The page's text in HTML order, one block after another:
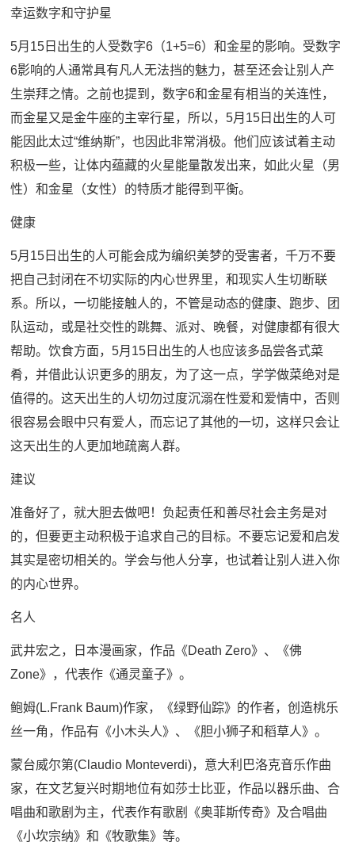
幸运数字和守护星
5月15日出生的人受数字6（1+5=6）和金星的影响。受数字
6影响的人通常具有凡人无法挡的魅力，甚至还会让别人产
生崇拜之情。之前也提到，数字6和金星有相当的关连性，
而金星又是金牛座的主宰行星，所以，5月15日出生的人可
能因此太过“维纳斯”，也因此非常消极。他们应该试着主动
积极一些，让体内蕴藏的火星能量散发出来，如此火星（男
性）和金星（女性）的特质才能得到平衡。
健康
5月15日出生的人可能会成为编织美梦的受害者，千万不要
把自己封闭在不切实际的内心世界里，和现实人生切断联
系。所以，一切能接触人的，不管是动态的健康、跑步、团
队运动，或是社交性的跳舞、派对、晚餐，对健康都有很大
帮助。饮食方面，5月15日出生的人也应该多品尝各式菜
肴，并借此认识更多的朋友，为了这一点，学学做菜绝对是
值得的。这天出生的人切勿过度沉溺在性爱和爱情中，否则
很容易会眼中只有爱人，而忘记了其他的一切，这样只会让
这天出生的人更加地疏离人群。
建议
准备好了，就大胆去做吧！负起责任和善尽社会主务是对
的，但要更主动积极于追求自己的目标。不要忘记爱和启发
其实是密切相关的。学会与他人分享，也试着让别人进入你
的内心世界。
名人
武井宏之，日本漫画家，作品《Death Zero》、《佛
Zone》，代表作《通灵童子》。
鲍姆(L.Frank Baum)作家，《绿野仙踪》的作者，创造桃乐
丝一角，作品有《小木头人》、《胆小狮子和稻草人》。
蒙台威尔第(Claudio Monteverdi)，意大利巴洛克音乐作曲
家，在文艺复兴时期地位有如莎士比亚，作品以器乐曲、合
唱曲和歌剧为主，代表作有歌剧《奥菲斯传奇》及合唱曲
《小坎宗纳》和《牧歌集》等。